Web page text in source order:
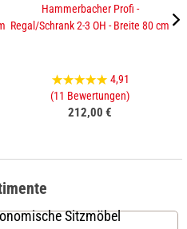
Hammerbacher Profi -
Regal/Schrank 2-3 OH - Breite 80 cm
4,91
(11 Bewertungen)
212,00 €
Sitzmöbel